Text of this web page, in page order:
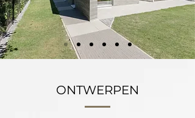
ONTWERPEN